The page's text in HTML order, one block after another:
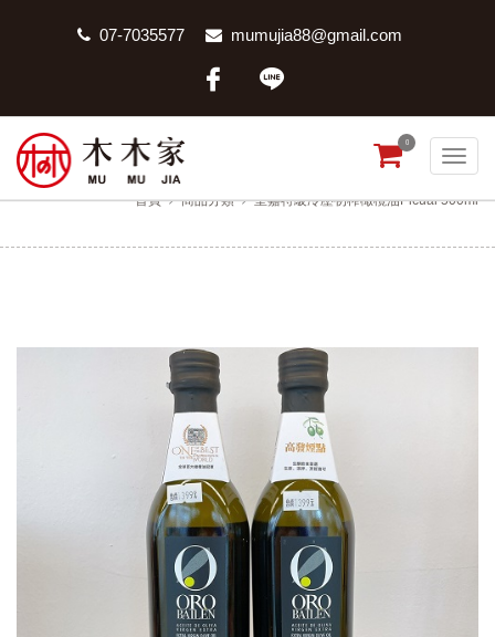
07-7035577 mumujia88@gmail.com
0
皇嘉特級冷壓初榨橄欖油Picual 500ml
首頁 商品分類 皇嘉特級冷壓初榨橄欖油Picual 500ml